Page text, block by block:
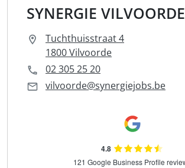
SYNERGIE VILVOORDE
Tuchthuisstraat 4
1800 Vilvoorde
02 305 25 20
vilvoorde@synergiejobs.be